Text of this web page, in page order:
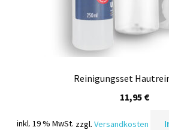
Reinigungsset
11,95 €
inkl. 19 % MwSt. zzgl.Versandkosten